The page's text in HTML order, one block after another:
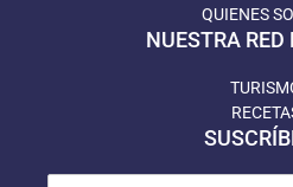
QUIENES
NUESTRA RED